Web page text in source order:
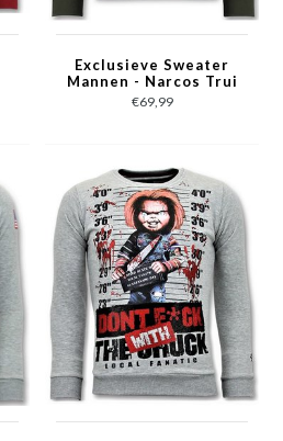
Exclusieve Sweater
Mannen - Narcos Trui
- Groen
€69,99